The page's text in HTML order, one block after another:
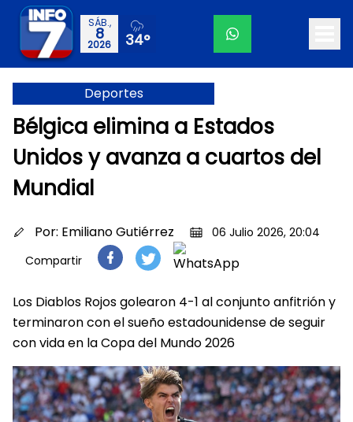
SÁB.,
8
2026 34°
Deportes
Bélgica elimina a Estados
Unidos y avanza a cuartos del
Mundial
Por: Emiliano Gutiérrez
06 Julio 2026, 20:04
Compartir
Los Diablos Rojos golearon 4-1 al conjunto anfitrión y
terminaron con el sueño estadounidense de seguir
con vida en la Copa del Mundo 2026